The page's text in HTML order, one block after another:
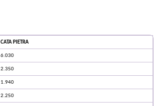
CATA PIETRA
6.030
2.350
1.940
2.250